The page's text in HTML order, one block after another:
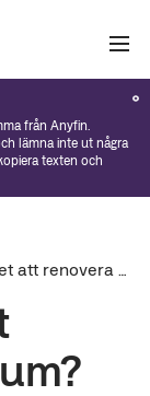
från Anyfin.
lämna inte ut några
texten och
ett badrum?